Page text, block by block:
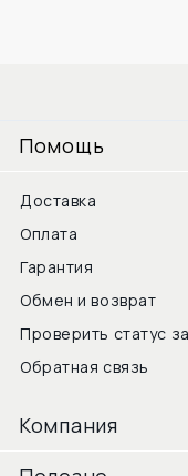
Помощь
Доставка
Оплата
Гарантия
Обмен и возврат
Проверить статус
Обратная связь
Компания